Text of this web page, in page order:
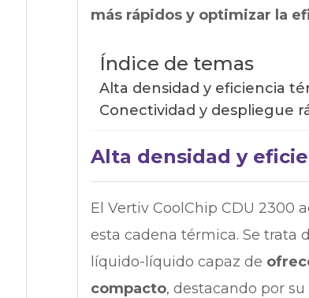
más rápidos y optimizar la
Índice de temas
Alta densidad y eficiencia
Conectividad y despliegue
Alta densidad y
El Vertiv CoolChip CDU
esta cadena térmica. Se trata
líquido-líquido capaz de
compacto, destacando por